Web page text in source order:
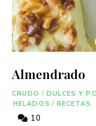
Almendrado
CRUDO / DULCES Y
HELADOS / RECETAS
10